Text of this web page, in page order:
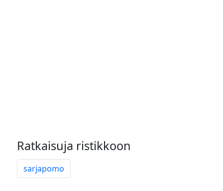
Ratkaisuja ristikkoon
sarjapomo